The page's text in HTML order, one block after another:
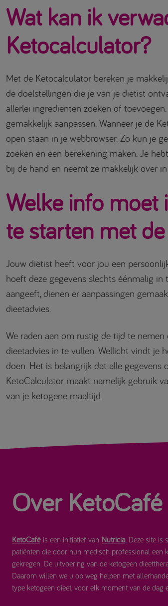
Wat kan ik
Ketocalculator?
Met de Ketocalculator bereken je
de doelstellingen die je van je diëtist
allerlei ingrediënten zoeken of
gemakkelijk aanpassen. Wanneer je de
open staan in je webbrowser. Zo kun je
zoeken en een berekening maken. Je
bij de hand en neemt ze makkelijk over
Welke info moet
te starten met
Jouw diëtist heeft voor jou een
hoeft deze gegevens slechts éénmalig
aangeeft, dienen er aanpassingen
dieetadvies.
We raden aan om rustig de tijd te nemen
dieetadvies in te vullen. Wellicht vindt je
doen. Het is belangrijk dat alle gegevens
KetoCalculator maakt namelijk gebruik
van je ketogene maaltijd.
Over KetoCafé
KetoCaféis een initiatief van Nutricia. Deze site is
patiënten die door hun medisch professional een
gekregen. De uitvoering van de ketogeen
Daarom willen we u op weg helpen met
type ketogeen dieet, voor elk moment van de dag